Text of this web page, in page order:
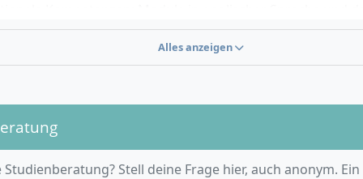
Management“
Anwendung der Inhalte auf reale Fallstudien,
Markt- & Werbepsychologie, Change Management,
Gesundheitsmanagement, Krisenmanagement,
Personaldienstleistungen, qualitative Forschung
Seminar im Ausland.
Alles anzeigen
Studienberatung? Stell deine Frage hier, auch anonym.